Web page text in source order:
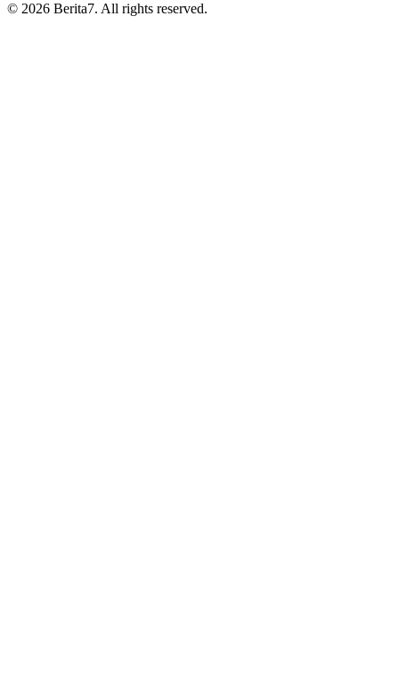
© 2026 Berita7. All rights reserved.